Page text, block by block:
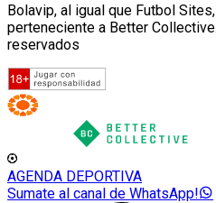
Bolavip, al igual que Futbol
perteneciente a Better
reservados
AGENDA DEPORTIVA
Sumate al canal de WhatsApp!